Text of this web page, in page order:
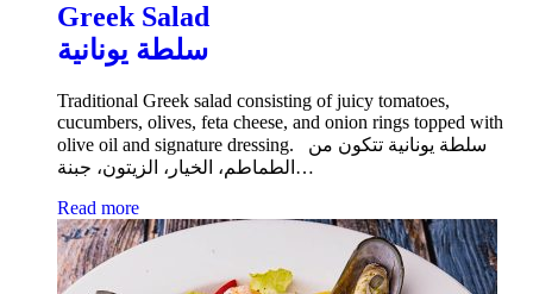
Greek Salad
سلطة يونانية
Traditional Greek salad consisting of juicy tomatoes,
cucumbers, olives, feta cheese, and onion rings topped with
olive oil and signature dressing. سلطة يونانية تتكون من
الطماطم، الخيار، الزيتون، جبنة…
Read more